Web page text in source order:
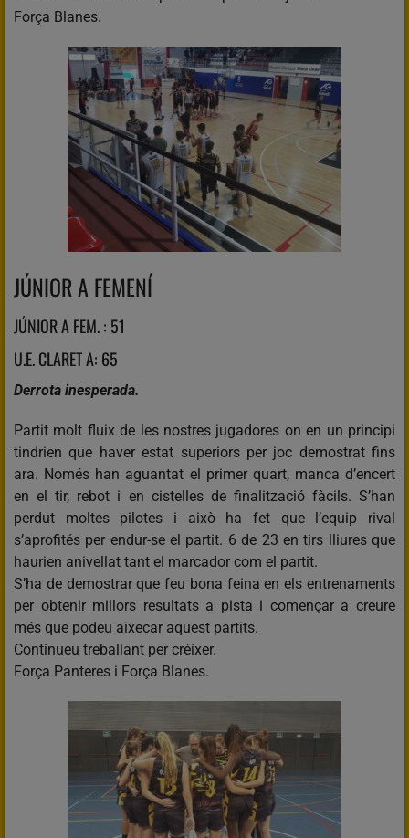
Força Blanes.
JÚNIOR A FEMENÍ
JÚNIOR A FEM. : 51
U.E. CLARET A: 65
Derrota inesperada.
Partit molt fluix de les nostres jugadores on en un principi
tindrien que haver estat superiors per joc demostrat fins
ara. Només han aguantat el primer quart, manca d’encert
en el tir, rebot i en cistelles de finalització fàcils. S’han
perdut moltes pilotes i això ha fet que l’equip rival
s’aprofités per endur-se el partit. 6 de 23 en tirs lliures que
haurien anivellat tant el marcador com el partit.
S’ha de demostrar que feu bona feina en els entrenaments
per obtenir millors resultats a pista i començar a creure
més que podeu aixecar aquest partits.
Continueu treballant per créixer.
Força Panteres i Força Blanes.